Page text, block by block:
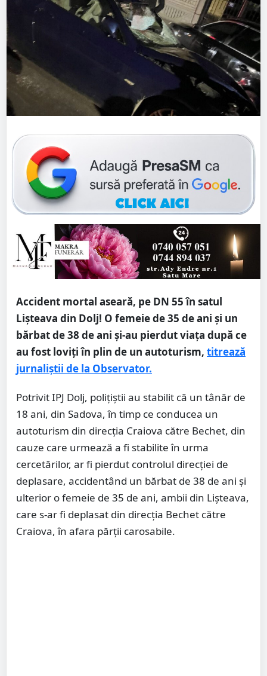
Accident mortal aseară, pe DN 55 în satul
Lişteava din Dolj! O femeie de 35 de ani şi un
bărbat de 38 de ani şi-au pierdut viaţa după ce
au fost loviţi în plin de un autoturism, titrează
jurnaliștii de la Observator.
Potrivit IPJ Dolj, poliţiştii au stabilit că un tânăr de
18 ani, din Sadova, în timp ce conducea un
autoturism din direcţia Craiova către Bechet, din
cauze care urmează a fi stabilite în urma
cercetărilor, ar fi pierdut controlul direcţiei de
deplasare, accidentând un bărbat de 38 de ani şi
ulterior o femeie de 35 de ani, ambii din Lişteava,
care s-ar fi deplasat din direcţia Bechet către
Craiova, în afara părţii carosabile.